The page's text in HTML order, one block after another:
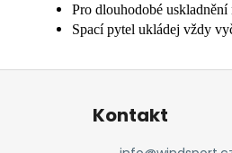
Pro dlouhodobé
Spací pytel ukládej vždy
Z
Kontakt